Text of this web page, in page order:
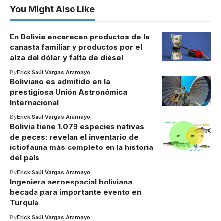
You Might Also Like
En Bolivia encarecen productos de la
canasta familiar y productos por el
alza del dólar y falta de diésel
ByErick Saúl Vargas Aramayo
Boliviano es admitido en la
prestigiosa Unión Astronómica
Internacional
ByErick Saúl Vargas Aramayo
Bolivia tiene 1.079 especies nativas
de peces: revelan el inventario de
ictiofauna más completo en la historia
del país
ByErick Saúl Vargas Aramayo
Ingeniera aeroespacial boliviana
becada para importante evento en
Turquía
ByErick Saúl Vargas Aramayo